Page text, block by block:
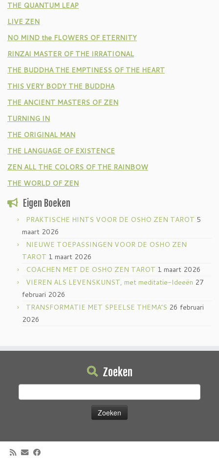
THE QUANTUM LEAP
LIVE ZEN
NO MIND the FLOWERS OF ETERNITY
RINZAI MASTER OF THE IRRATIONAL
THE BUDDHA THE EMPTINESS OF THE HEART
THIS VERY BODY THE BUDDHA
THE ANCIENT MASTERS OF ZEN
TURNING IN
THE ORIGINAL MAN
THE LANGUAGE OF EXISTENCE
ZEN ALL THE COLORS OF THE RAINBOW
THE WORLD OF ZEN
Eigen Boeken
PRAKTISCHE HINTS VOOR DE OSHO ZEN TAROT 5
maart 2026
NIEUWE TOEPASSINGEN VOOR DE OSHO ZEN
TAROT 1 maart 2026
COACHEN MET DE OSHO ZEN TAROT 1 maart 2026
VIEREN ALS LEVENSKUNST, met meditatie-Ideeën 27
februari 2026
TRANSFORMATIE MET SPEELSE THEMA’S 26 februari
2026
Zoeken